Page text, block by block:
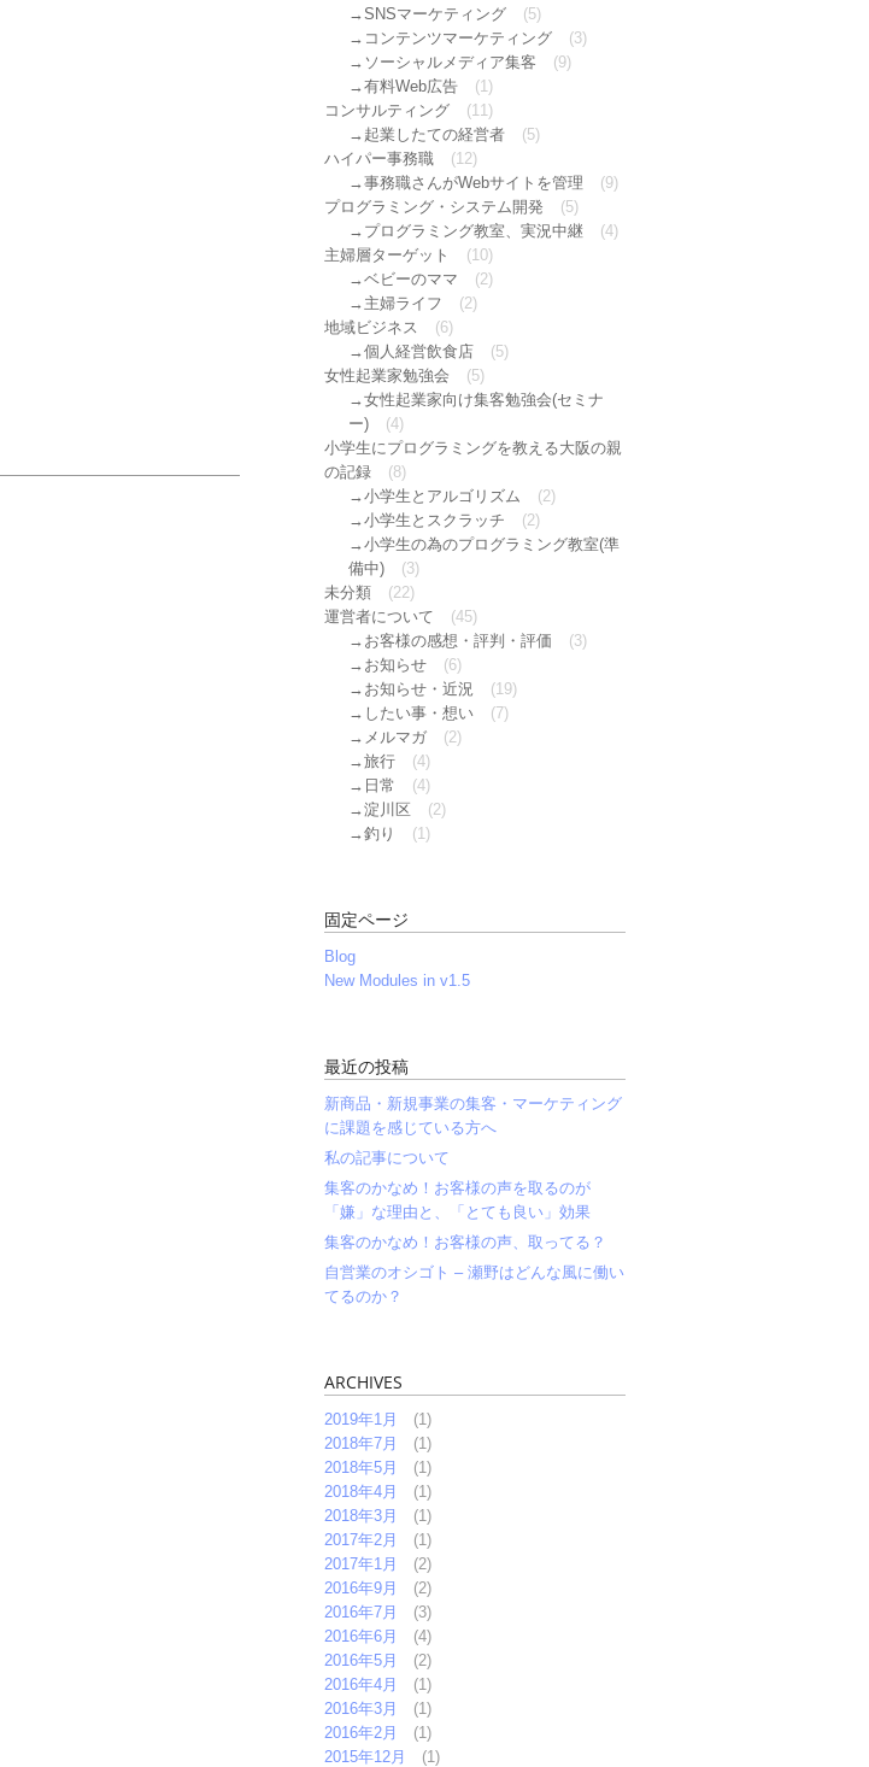
SNSマーケティング
(5)
コンテンツマーケティング
(3)
ソーシャルメディア集客
(9)
有料Web広告
(1)
コンサルティング
(11)
起業したての経営者
(5)
ハイパー事務職
(12)
事務職さんがWebサイトを管理
(9)
プログラミング・システム開発
(5)
プログラミング教室、実況中継
(4)
主婦層ターゲット
(10)
ベビーのママ
(2)
主婦ライフ
(2)
地域ビジネス
(6)
個人経営飲食店
(5)
女性起業家勉強会
(5)
女性起業家向け集客勉強会(セミナ
ー)
(4)
小学生にプログラミングを教える大阪の親
の記録
(8)
小学生とアルゴリズム
(2)
小学生とスクラッチ
(2)
小学生の為のプログラミング教室(準
備中)
(3)
未分類
(22)
運営者について
(45)
お客様の感想・評判・評価
(3)
お知らせ
(6)
お知らせ・近況
(19)
したい事・想い
(7)
メルマガ
(2)
旅行
(4)
日常
(4)
淀川区
(2)
釣り
(1)
固定ページ
Blog
New Modules in v1.5
最近の投稿
新商品・新規事業の集客・マーケティング
に課題を感じている方へ
私の記事について
集客のかなめ！お客様の声を取るのが
「嫌」な理由と、「とても良い」効果
集客のかなめ！お客様の声、取ってる？
自営業のオシゴト – 瀬野はどんな風に働い
てるのか？
ARCHIVES
2019年1月
(1)
2018年7月
(1)
2018年5月
(1)
2018年4月
(1)
2018年3月
(1)
2017年2月
(1)
2017年1月
(2)
2016年9月
(2)
2016年7月
(3)
2016年6月
(4)
2016年5月
(2)
2016年4月
(1)
2016年3月
(1)
2016年2月
(1)
2015年12月
(1)